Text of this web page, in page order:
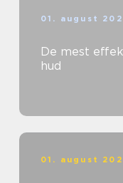
01. august
De mest
hud
01. august